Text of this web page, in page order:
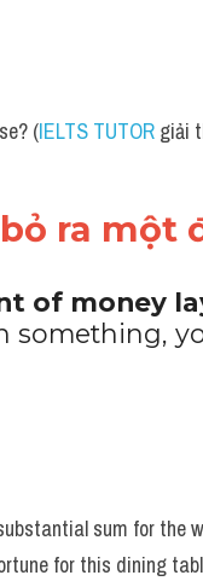
(IELTS TUTOR giải
ra một
of money
something,
sum for the
for this dining